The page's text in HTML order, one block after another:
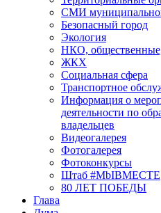
СМИ
Безопасный город
Экология
НКО,
ЖКХ
Социальная сфера
Транспортное
Информация о
деятельности по
владельцев
Видеогалерея
Фотогалерея
Фотоконкурсы
Штаб #MbIBMECTE
80 ЛЕТ ПОБЕДЫ
Глава